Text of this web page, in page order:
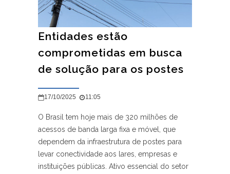
Entidades estão
comprometidas em busca
de solução para os postes
17/10/2025 11:05
O Brasil tem hoje mais de 320 milhões de
acessos de banda larga fixa e móvel, que
dependem da infraestrutura de postes para
levar conectividade aos lares, empresas e
instituições públicas. Ativo essencial do setor